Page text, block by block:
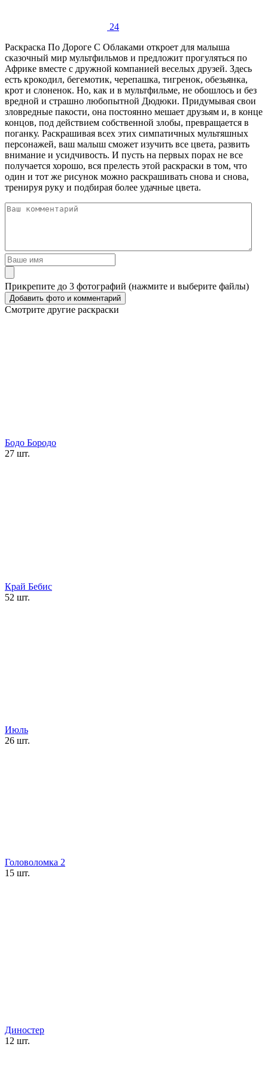
24
Раскраска По Дороге С Облаками откроет для малыша
сказочный мир мультфильмов и предложит прогуляться по
Африке вместе с дружной компанией веселых друзей. Здесь
есть крокодил, бегемотик, черепашка, тигренок, обезьянка,
крот и слоненок. Но, как и в мультфильме, не обошлось и без
вредной и страшно любопытной Дюдюки. Придумывая свои
зловредные пакости, она постоянно мешает друзьям и, в конце
концов, под действием собственной злобы, превращается в
поганку. Раскрашивая всех этих симпатичных мультяшных
персонажей, ваш малыш сможет изучить все цвета, развить
внимание и усидчивость. И пусть на первых порах не все
получается хорошо, вся прелесть этой раскраски в том, что
один и тот же рисунок можно раскрашивать снова и снова,
тренируя руку и подбирая более удачные цвета.
Прикрепите до 3 фотографий (нажмите и выберите файлы)
Смотрите другие раскраски
Бодо Бородо
27 шт.
Край Бебис
52 шт.
Июль
26 шт.
Головоломка 2
15 шт.
Диностер
12 шт.